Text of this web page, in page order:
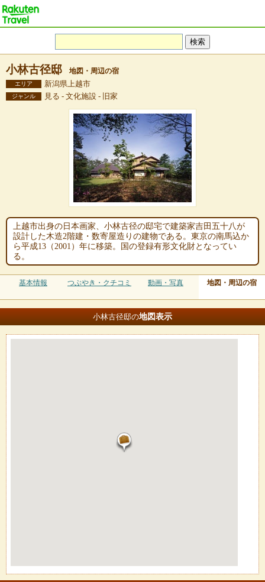
小林古径邸 地図・周辺の宿
エリア 新潟県上越市
ジャンル 見る - 文化施設 - 旧家
上越市出身の日本画家、小林古径の邸宅で建築家吉田五十八が
設計した木造2階建・数寄屋造りの建物である。東京の南馬込か
ら平成13（2001）年に移築。国の登録有形文化財となってい
る。
基本情報 つぶやき・クチコミ 動画・写真 地図・周辺の宿
小林古径邸の地図表示